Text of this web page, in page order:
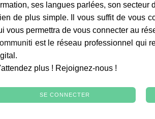
ses langues parlées, son secteur
de plus simple. Il vous suffit de vous
vous permettra de vous connecter au
est le réseau professionnel qui
plus ! Rejoignez-nous !
SE CONNECTER